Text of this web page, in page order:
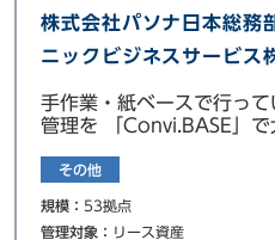
株式会社パソナ日本総務
ニックビジネスサービス
手作業・紙ベースで行っ
管理を 「Convi.BASE」で
その他
規模： 53拠点
管理対象： リース資産